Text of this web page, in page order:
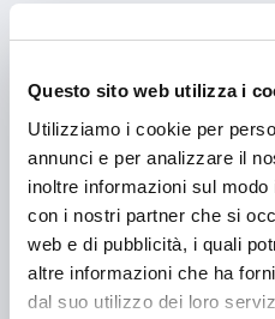
Questo sito web utilizza i
Utilizziamo i cookie per
annunci e per analizzare il
inoltre informazioni sul
con i nostri partner che si
web e di pubblicità, i quali
altre informazioni che ha
dal suo utilizzo dei loro
Visita il sito